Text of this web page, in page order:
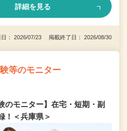
詳細を見る
日： 2026/07/23 掲載終了日： 2026/08/30
等のモニター
のモニター】在宅・短期・副
！＜兵庫県＞